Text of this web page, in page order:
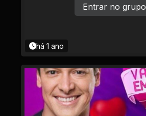
há 1 ano
Entrar no grupo